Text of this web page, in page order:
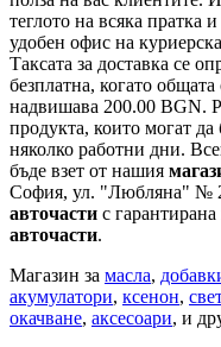
теглото на всяка пратка
удобен офис на
Таксата за доставка се
безплатна, когато
надвишава 200.00 BGN.
продукта, които могат
няколко работни дни.
бъде взет от нашия
София, ул. "Любляна" №
авточасти с
авточасти.
Магазин за масла,
акумулатори, ксенон,
окачване, аксесоари, и